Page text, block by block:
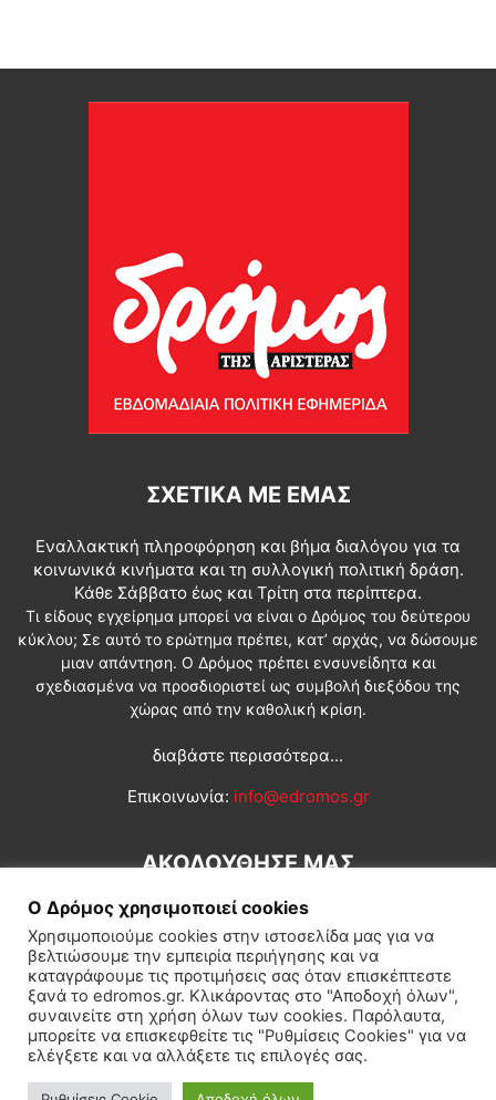
ΣΧΕΤΙΚΆ ΜΕ ΕΜΆΣ
Εναλλακτική πληροφόρηση και βήμα διαλόγου για τα
κοινωνικά κινήματα και τη συλλογική πολιτική δράση.
Κάθε Σάββατο έως και Τρίτη στα περίπτερα.
Τι είδους εγχείρημα μπορεί να είναι ο Δρόμος του δεύτερου
κύκλου; Σε αυτό το ερώτημα πρέπει, κατ’ αρχάς, να δώσουμε
μιαν απάντηση. Ο Δρόμος πρέπει ενσυνείδητα και
σχεδιασμένα να προσδιοριστεί ως συμβολή διεξόδου της
χώρας από την καθολική κρίση.
διαβάστε περισσότερα...
Επικοινωνία: info@edromos.gr
ΑΚΟΛΟΥΘΗΣΕ ΜΑΣ
Εγγραφή συνδρομητή Πολιτική Διεθνή Κοινωνία
Πολιτισμός Αφιερώματα
Ο Δρόμος χρησιμοποιεί cookies
Χρησιμοποιούμε cookies στην ιστοσελίδα μας για να
βελτιώσουμε την εμπειρία περιήγησης και να
καταγράφουμε τις προτιμήσεις σας όταν επισκέπτεστε
ξανά το edromos.gr. Κλικάροντας στο "Αποδοχή όλων",
συναινείτε στη χρήση όλων των cookies. Παρόλαυτα,
μπορείτε να επισκεφθείτε τις "Ρυθμίσεις Cookies" για να
ελέγξετε και να αλλάξετε τις επιλογές σας.